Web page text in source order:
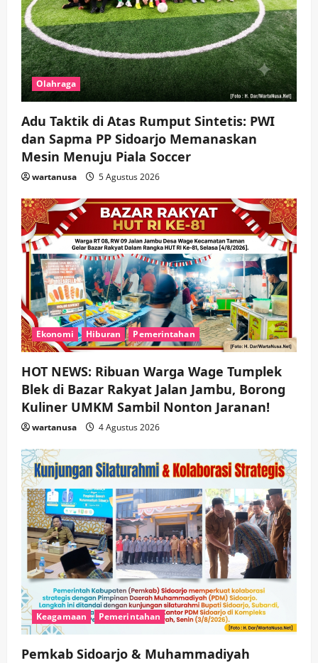
Olahraga
Adu Taktik di Atas Rumput Sintetis: PWI
dan Sapma PP Sidoarjo Memanaskan
Mesin Menuju Piala Soccer
wartanusa 5 Agustus 2026
Ekonomi Hiburan Pemerintahan
HOT NEWS: Ribuan Warga Wage Tumplek
Blek di Bazar Rakyat Jalan Jambu, Borong
Kuliner UMKM Sambil Nonton Jaranan!
wartanusa 4 Agustus 2026
Keagamaan Pemerintahan
Pemkab Sidoarjo & Muhammadiyah